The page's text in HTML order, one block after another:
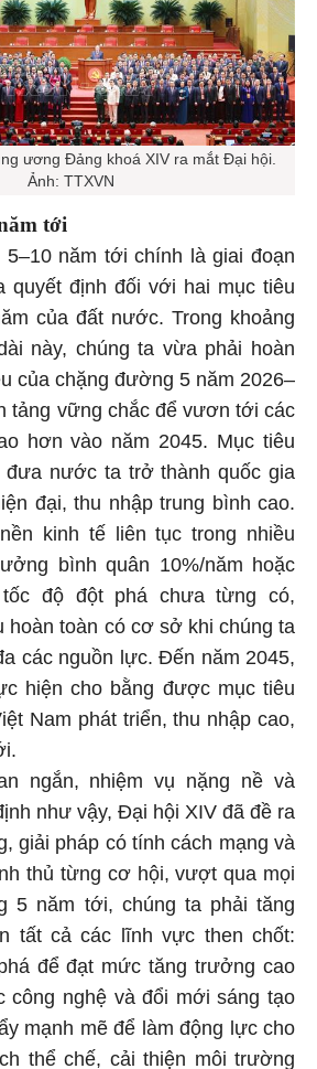
ương Đảng khoá XIV ra mắt Đại hội.
Ảnh: TTXVN
tới
5–10 năm tới chính là giai đoạn
quyết định đối với hai mục tiêu
của đất nước. Trong khoảng
này, chúng ta vừa phải hoàn
của chặng đường 5 năm 2026–
tảng vững chắc để vươn tới các
hơn vào năm 2045. Mục tiêu
đưa nước ta trở thành quốc gia
đại, thu nhập trung bình cao.
kinh tế liên tục trong nhiều
bình quân 10%/năm hoặc
độ đột phá chưa từng có,
hoàn toàn có cơ sở khi chúng ta
các nguồn lực. Đến năm 2045,
hiện cho bằng được mục tiêu
Nam phát triển, thu nhập cao,
ngắn, nhiệm vụ nặng nề và
như vậy, Đại hội XIV đã đề ra
giải pháp có tính cách mạng và
thủ từng cơ hội, vượt qua mọi
5 năm tới, chúng ta phải tăng
tất cả các lĩnh vực then chốt:
để đạt mức tăng trưởng cao
công nghệ và đổi mới sáng tạo
mạnh mẽ để làm động lực cho
thể chế, cải thiện môi trường